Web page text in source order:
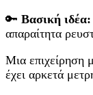
🔑 Βασική ιδέα:
απαραίτητα
Μια επιχείρηση
έχει αρκετά